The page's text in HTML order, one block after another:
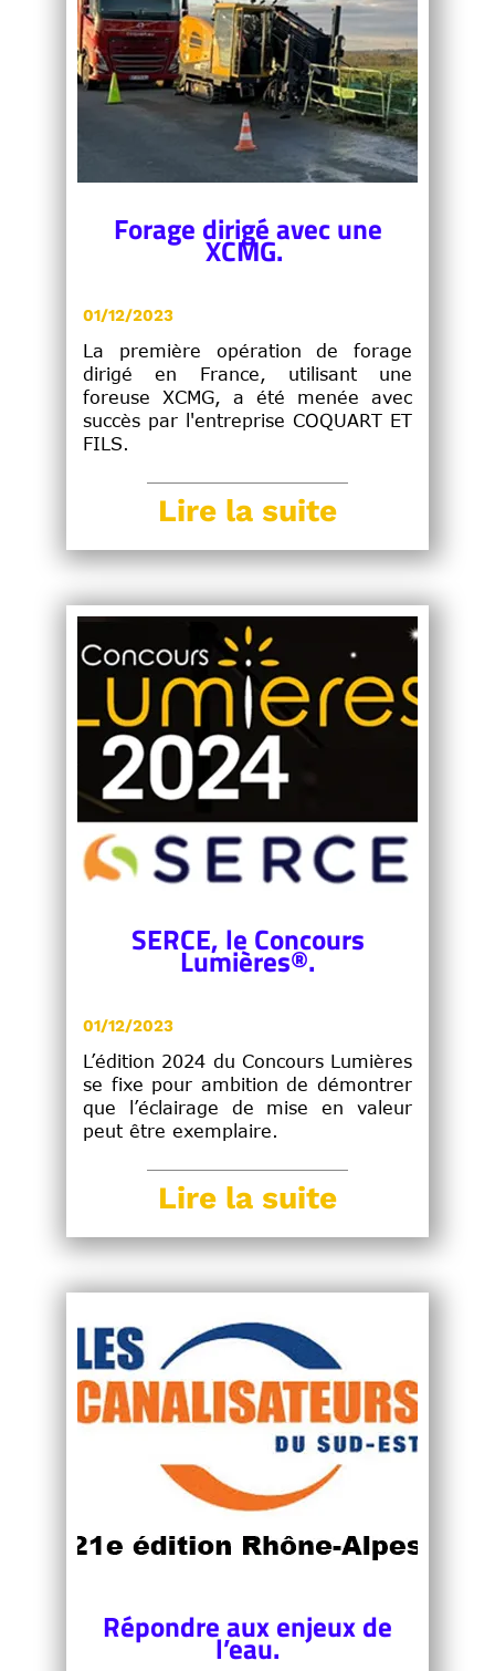
Forage dirigé avec une
XCMG.
01/12/2023
La première opération de forage
dirigé en France, utilisant une
foreuse XCMG, a été menée avec
succès par l'entreprise COQUART ET
FILS.
Lire la suite
SERCE, le Concours
Lumières®.
01/12/2023
L’édition 2024 du Concours Lumières
se fixe pour ambition de démontrer
que l’éclairage de mise en valeur
peut être exemplaire.
Lire la suite
Répondre aux enjeux de
l’eau.